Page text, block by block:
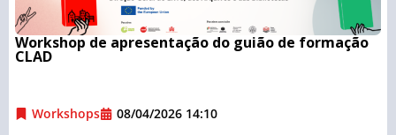
Workshop de apresentação do guião de formação
CLAD
Workshops 08/04/2026 14:10